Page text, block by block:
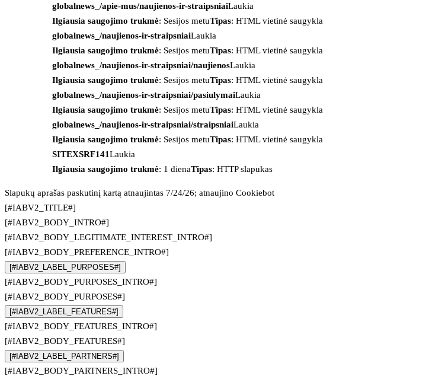
globalnews_/apie-mus/naujienos-ir-straipsniaiLaukia
Ilgiausia saugojimo trukmė: Sesijos metuTipas: HTML vietinė saugykla
globalnews_/naujienos-ir-straipsniaiLaukia
Ilgiausia saugojimo trukmė: Sesijos metuTipas: HTML vietinė saugykla
globalnews_/naujienos-ir-straipsniai/naujienosLaukia
Ilgiausia saugojimo trukmė: Sesijos metuTipas: HTML vietinė saugykla
globalnews_/naujienos-ir-straipsniai/pasiulymaiLaukia
Ilgiausia saugojimo trukmė: Sesijos metuTipas: HTML vietinė saugykla
globalnews_/naujienos-ir-straipsniai/straipsniaiLaukia
Ilgiausia saugojimo trukmė: Sesijos metuTipas: HTML vietinė saugykla
SITEXSRF141Laukia
Ilgiausia saugojimo trukmė: 1 dienaTipas: HTTP slapukas
Slapukų aprašas paskutinį kartą atnaujintas 7/24/26; atnaujino Cookiebot
[#IABV2_TITLE#]
[#IABV2_BODY_INTRO#]
[#IABV2_BODY_LEGITIMATE_INTEREST_INTRO#]
[#IABV2_BODY_PREFERENCE_INTRO#]
[#IABV2_LABEL_PURPOSES#]
[#IABV2_BODY_PURPOSES_INTRO#]
[#IABV2_BODY_PURPOSES#]
[#IABV2_LABEL_FEATURES#]
[#IABV2_BODY_FEATURES_INTRO#]
[#IABV2_BODY_FEATURES#]
[#IABV2_LABEL_PARTNERS#]
[#IABV2_BODY_PARTNERS_INTRO#]